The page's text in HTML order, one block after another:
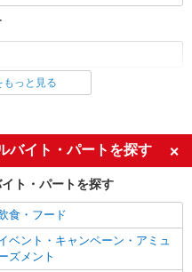
す
未経験歓迎
卒・第二新卒歓迎
婦・主夫歓迎
歴不問
もっと見る
バイト・パートを探す
ト・パートを探す
食・フード
ベント・キャンペーン・アミュ
ズメント